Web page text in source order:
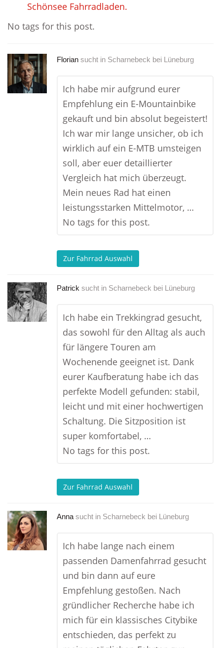
Schönsee Fahrradladen.
No tags for this post.
Florian sucht in Scharnebeck bei Lüneburg
Ich habe mir aufgrund eurer
Empfehlung ein E-Mountainbike
gekauft und bin absolut begeistert!
Ich war mir lange unsicher, ob ich
wirklich auf ein E-MTB umsteigen
soll, aber euer detaillierter
Vergleich hat mich überzeugt.
Mein neues Rad hat einen
leistungsstarken Mittelmotor, …
No tags for this post.
Zur Fahrrad Auswahl
Patrick sucht in Scharnebeck bei Lüneburg
Ich habe ein Trekkingrad gesucht,
das sowohl für den Alltag als auch
für längere Touren am
Wochenende geeignet ist. Dank
eurer Kaufberatung habe ich das
perfekte Modell gefunden: stabil,
leicht und mit einer hochwertigen
Schaltung. Die Sitzposition ist
super komfortabel, …
No tags for this post.
Zur Fahrrad Auswahl
Anna sucht in Scharnebeck bei Lüneburg
Ich habe lange nach einem
passenden Damenfahrrad gesucht
und bin dann auf eure
Empfehlung gestoßen. Nach
gründlicher Recherche habe ich
mich für ein klassisches Citybike
entschieden, das perfekt zu